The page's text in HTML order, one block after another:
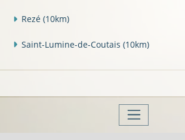
Rezé (10km)
Saint-Lumine-de-Coutais (10km)